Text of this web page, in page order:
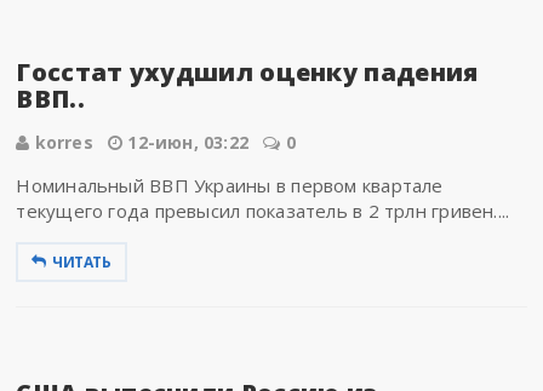
Госстат ухудшил оценку падения
ВВП..
korres 12-июн, 03:22 0
Номинальный ВВП Украины в первом квартале
текущего года превысил показатель в 2 трлн гривен....
ЧИТАТЬ